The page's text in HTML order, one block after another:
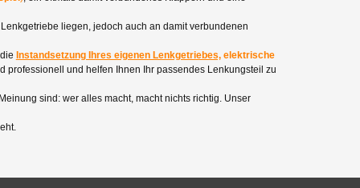
liegen, jedoch auch an damit verbundenen
Instandsetzung Ihres eigenen Lenkgetriebes, elektrische
professionell und helfen Ihnen Ihr passendes Lenkungsteil zu
sind: wer alles macht, macht nichts richtig. Unser